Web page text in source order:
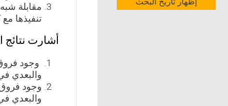
مقابلة
تنفيذها
أشارت نتائج
والبعدي
والبعدي